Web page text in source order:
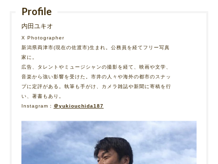
Profile
内田ユキオ
X Photographer
新潟県両津市(現在の佐渡市)生まれ。公務員を経てフリー写真
家に。
広告、タレントやミュージシャンの撮影を経て、映画や文学、
音楽から強い影響を受けた。市井の人々や海外の都市のスナッ
プに定評がある。執筆も手がけ、カメラ雑誌や新聞に寄稿を行
い、著書もあり。
Instagram： ＠yukiouchida187